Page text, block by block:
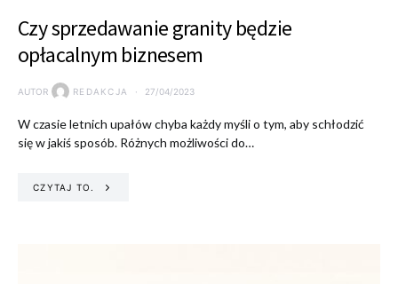
Czy sprzedawanie granity będzie
opłacalnym biznesem
AUTOR REDAKCJA 27/04/2023
W czasie letnich upałów chyba każdy myśli o tym, aby schłodzić
się w jakiś sposób. Różnych możliwości do…
CZYTAJ TO.